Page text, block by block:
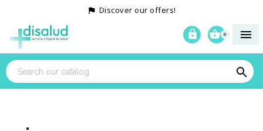
 Discover our offers!

0


